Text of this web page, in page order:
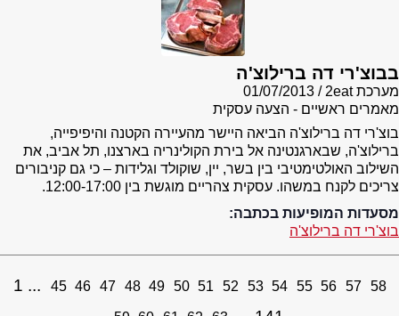
בבוצ'רי דה ברילוצ'ה
מערכת 2eat
01/07/2013
מאמרים ראשיים - הצעה עסקית
בוצ'רי דה ברילוצ'ה הביאה היישר מהעיירה הקטנה והיפיפייה,
ברילוצ'ה, שבארגנטינה אל בירת הקולינריה בארצנו, תל אביב, את
השילוב האולטימטיבי בין בשר, יין, שוקולד וגלידות – כי גם קניבורים
צריכים לקנח במשהו. עסקית צהריים מוגשת בין 12:00-17:00.
מסעדות המופיעות בכתבה:
בוצ'רי דה ברילוצ'ה
1 45 46 47 48 49 50 51 52 53 54 55 56 57 58